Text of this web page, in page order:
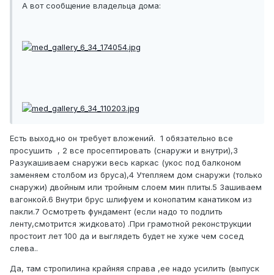
А вот сообщение владельца дома:
Есть выход,но он требует вложений. 1 обязательно все
просушить , 2 все просептировать (снаружи и внутри),3
Разукашиваем снаружи весь каркас (укос под балконом
заменяем столбом из бруса),4 Утепляем дом снаружи (только
снаружи) двойным или тройным слоем мин плиты.5 Зашиваем
вагонкой.6 Внутри брус шлифуем и конопатим канатиком из
пакли.7 Осмотреть фундамент (если надо то подлить
ленту,смотрится жидковато) .При грамотной реконструкции
простоит лет 100 да и выглядеть будет не хуже чем сосед
слева..
Да, там стропилина крайняя справа ,ее надо усилить (выпуск